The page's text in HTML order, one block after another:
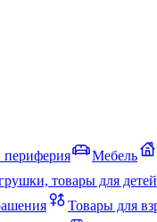
Мебель
товары для детей
Товары для